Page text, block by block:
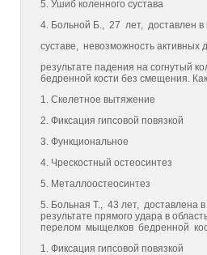
5. Ушиб коленного сустава
4. Больной Б., 27 лет, доставлен в
суставе, невозможность активных
результате падения на согнутый
бедренной кости без смещения.
1. Скелетное вытяжение
2. Фиксация гипсовой повязкой
3. Функциональное
4. Чрескостный остеосинтез
5. Металлоостеосинтез
5. Больная Т., 43 лет, доставлена
результате прямого удара в
перелом мыщелков бедренной
1. Фиксация гипсовой повязкой